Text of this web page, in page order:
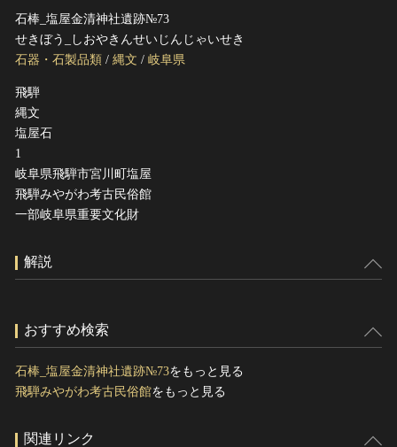
文化遺産データベース
石棒_塩屋金清神社遺跡№73
せきぼう_しおやきんせいじんじゃいせき
石器・石製品類 / 縄文 / 岐阜県
飛騨
縄文
塩屋石
1
岐阜県飛騨市宮川町塩屋
飛騨みやがわ考古民俗館
一部岐阜県重要文化財
解説
おすすめ検索
石棒_塩屋金清神社遺跡№73をもっと見る
飛騨みやがわ考古民俗館をもっと見る
関連リンク